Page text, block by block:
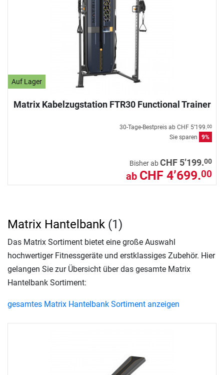
Auf Lager
Matrix Kabelzugstation FTR30 Functional Trainer
30-Tage-Bestpreis ab CHF 5’199.00
Sie sparen 9%
Bisher abCHF 5’199.00
ab CHF 4’699.00
Matrix Hantelbank (1)
Das Matrix Sortiment bietet eine große Auswahl
hochwertiger Fitnessgeräte und erstklassiges Zubehör. Hier
gelangen Sie zur Übersicht über das gesamte Matrix
Hantelbank Sortiment:
gesamtes Matrix Hantelbank Sortiment anzeigen